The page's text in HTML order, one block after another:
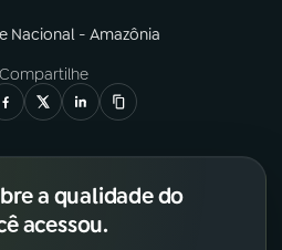
Nacional - Amazônia
Compartilhe
a qualidade do
acessou.